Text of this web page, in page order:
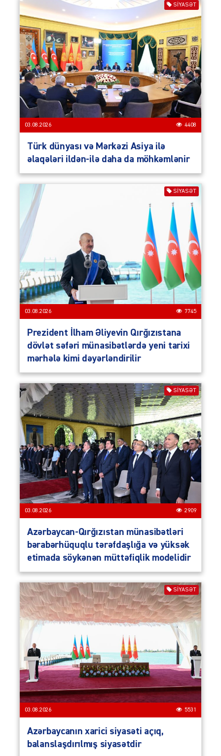
SIYASƏT
03.08.2026 4408
Türk dünyası və Mərkəzi Asiya ilə
əlaqələri ildən-ilə daha da möhkəmlənir
SIYASƏT
03.08.2026 7745
Prezident İlham Əliyevin Qırğızıstana
dövlət səfəri münasibətlərdə yeni tarixi
mərhələ kimi dəyərləndirilir
SIYASƏT
03.08.2026 2909
Azərbaycan-Qırğızıstan münasibətləri
bərabərhüquqlu tərəfdaşlığa və yüksək
etimada söykənən müttəfiqlik modelidir
SIYASƏT
03.08.2026 5531
Azərbaycanın xarici siyasəti açıq,
balanslaşdırılmış siyasətdir